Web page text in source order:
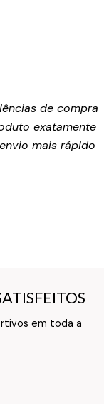
de compra
exatamente
mais rápido
em toda a